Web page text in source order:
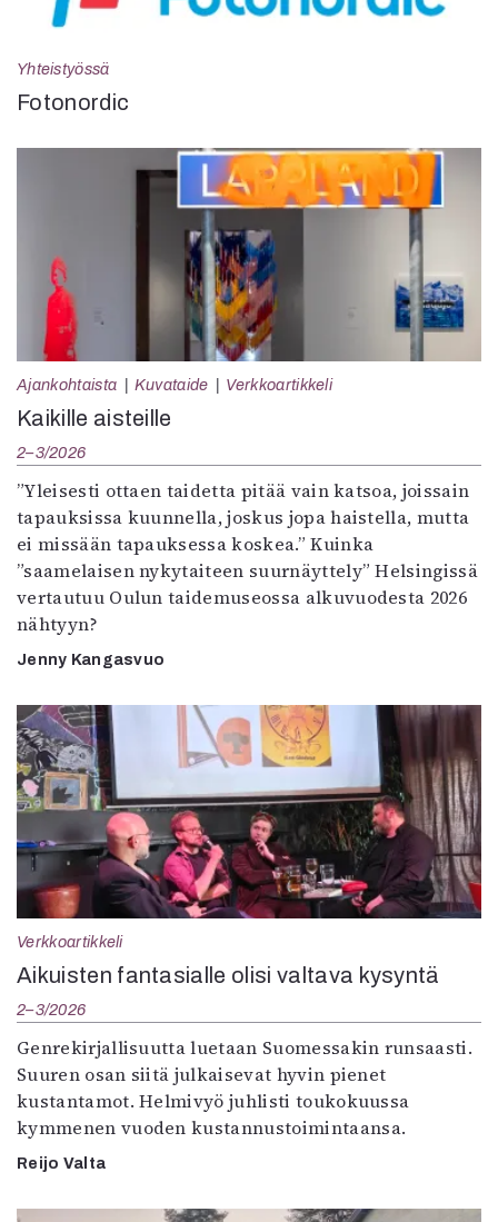
Yhteistyössä
Fotonordic
Ajankohtaista Kuvataide Verkkoartikkeli
Kaikille aisteille
2–3/2026
”Yleisesti ottaen taidetta pitää vain katsoa, joissain
tapauksissa kuunnella, joskus jopa haistella, mutta
ei missään tapauksessa koskea.” Kuinka
”saamelaisen nykytaiteen suurnäyttely” Helsingissä
vertautuu Oulun taidemuseossa alkuvuodesta 2026
nähtyyn?
Jenny Kangasvuo
Verkkoartikkeli
Aikuisten fantasialle olisi valtava kysyntä
2–3/2026
Genrekirjallisuutta luetaan Suomessakin runsaasti.
Suuren osan siitä julkaisevat hyvin pienet
kustantamot. Helmivyö juhlisti toukokuussa
kymmenen vuoden kustannustoimintaansa.
Reijo Valta